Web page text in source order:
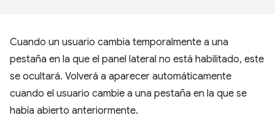
Cuando un usuario cambia temporalmente a una
pestaña en la que el panel lateral no está habilitado, este
se ocultará. Volverá a aparecer automáticamente
cuando el usuario cambie a una pestaña en la que se
había abierto anteriormente.